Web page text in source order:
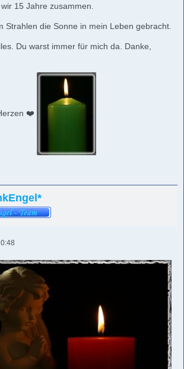
15 Jahre zusammen.
Strahlen die Sonne in mein Leben gebracht.
Du warst immer für mich da. Danke,
❤️